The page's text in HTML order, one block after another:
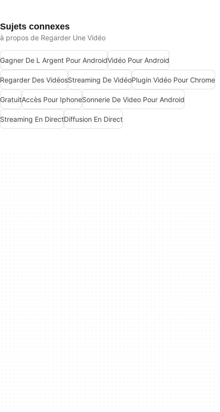
Sujets connexes
à propos de Regarder Une Vidéo
Gagner De L Argent Pour AndroidVidéo Pour Android
Regarder Des VidéosStreaming De VidéoPlugin Vidéo Pour Chrome
GratuitAccès Pour IphoneSonnerie De Video Pour Android
Streaming En DirectDiffusion En Direct